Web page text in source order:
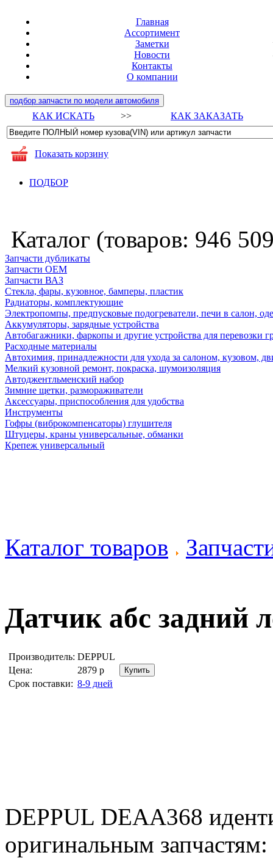
Главная
Ассортимент
Заметки
Новости
Контакты
О компании
подбор запчасти по модели автомобиля
КАК ИСКАТЬ >> КАК ЗАКАЗАТЬ
Показать корзину
ПОДБОР
Каталог (товаров: 946
Запчасти дубликаты
Запчасти ОЕМ
Запчасти ВАЗ
Стекла, фары, кузовное, бамперы, пластик
Радиаторы, комплектующие
Электропомпы, предпусковые подогреватели, печи в салон,
Аккумуляторы, зарядные устройства
Автобагажники, фаркопы и другие устройства для перевозки
Расходные материалы
Автохимия, принадлежности для ухода за салоном, кузовом,
Мелкий кузовной ремонт, покраска, шумоизоляция
Автоджентльменский набор
Зимние щетки, размораживатели
Аксессуары, приспособления для удобства
Инструменты
Гофры (виброкомпенсаторы) глушителя
Штуцеры, краны универсальные, обманки
Крепеж универсальный
Каталог товаров
Датчик абс задний
Производитель: DEPPUL
Цена:
2879 р
Срок поставки: 8-9 дней
DEPPUL DEAA368
оригинальным запчастям: